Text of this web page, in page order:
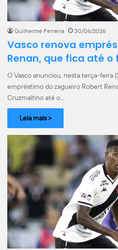
Guilherme Ferreira 30/06/2026
Vasco renova
Renan, que fica até o
O Vasco anunciou, nesta terça-feira
empréstimo do zagueiro Robert
Cruzmaltino até o…
Leia mais >